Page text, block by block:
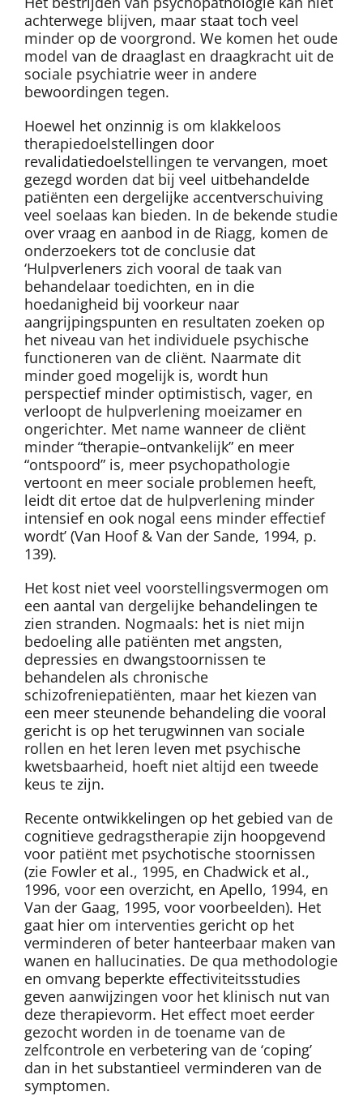
achterwege blijven, maar staat toch veel
minder op de voorgrond. We komen het oude
model van de draaglast en draagkracht uit de
sociale psychiatrie weer in andere
bewoordingen tegen.
Hoewel het onzinnig is om klakkeloos
therapiedoelstellingen door
revalidatiedoelstellingen te vervangen, moet
gezegd worden dat bij veel uitbehandelde
patiënten een dergelijke accentverschuiving
veel soelaas kan bieden. In de bekende studie
over vraag en aanbod in de Riagg, komen de
onderzoekers tot de conclusie dat
‘Hulpverleners zich vooral de taak van
behandelaar toedichten, en in die
hoedanigheid bij voorkeur naar
aangrijpingspunten en resultaten zoeken op
het niveau van het individuele psychische
functioneren van de cliënt. Naarmate dit
minder goed mogelijk is, wordt hun
perspectief minder optimistisch, vager, en
verloopt de hulpverlening moeizamer en
ongerichter. Met name wanneer de cliënt
minder “therapie–ontvankelijk” en meer
“ontspoord” is, meer psychopathologie
vertoont en meer sociale problemen heeft,
leidt dit ertoe dat de hulpverlening minder
intensief en ook nogal eens minder effectief
wordt’ (Van Hoof & Van der Sande, 1994, p.
139).
Het kost niet veel voorstellingsvermogen om
een aantal van dergelijke behandelingen te
zien stranden. Nogmaals: het is niet mijn
bedoeling alle patiënten met angsten,
depressies en dwangstoornissen te
behandelen als chronische
schizofreniepatiënten, maar het kiezen van
een meer steunende behandeling die vooral
gericht is op het terugwinnen van sociale
rollen en het leren leven met psychische
kwetsbaarheid, hoeft niet altijd een tweede
keus te zijn.
Recente ontwikkelingen op het gebied van de
cognitieve gedragstherapie zijn hoopgevend
voor patiënt met psychotische stoornissen
(zie Fowler et al., 1995, en Chadwick et al.,
1996, voor een overzicht, en Apello, 1994, en
Van der Gaag, 1995, voor voorbeelden). Het
gaat hier om interventies gericht op het
verminderen of beter hanteerbaar maken van
wanen en hallucinaties. De qua methodologie
en omvang beperkte effectiviteitsstudies
geven aanwijzingen voor het klinisch nut van
deze therapievorm. Het effect moet eerder
gezocht worden in de toename van de
zelfcontrole en verbetering van de ‘coping’
dan in het substantieel verminderen van de
symptomen.